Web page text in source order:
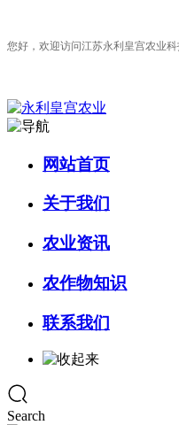
您好，欢迎访问江苏永利皇宫农业科
网站首页
关于我们
农业资讯
农作物知识
联系我们
Search